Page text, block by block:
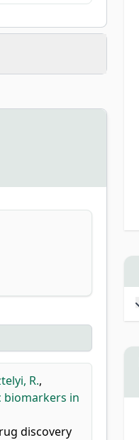
R.,
biomarkers in
discovery